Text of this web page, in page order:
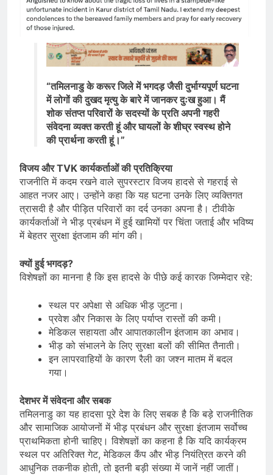
“तमिलनाडु के करूर जिले में भगदड़ जैसी दुर्भाग्यपूर्ण घटना
में लोगों की दुखद मृत्यु के बारे में जानकर दुःख हुआ। मैं
शोक संतप्त परिवारों के सदस्यों के प्रति अपनी गहरी
संवेदना व्यक्त करती हूं और घायलों के शीघ्र स्वस्थ होने
की प्रार्थना करती हूं।”
विजय और TVK कार्यकर्ताओं की प्रतिक्रिया
राजनीति में कदम रखने वाले सुपरस्टार विजय हादसे से गहराई से
आहत नजर आए। उन्होंने कहा कि यह घटना उनके लिए व्यक्तिगत
त्रासदी है और पीड़ित परिवारों का दर्द उनका अपना है। टीवीके
कार्यकर्ताओं ने भीड़ प्रबंधन में हुई खामियों पर चिंता जताई और भविष्य
में बेहतर सुरक्षा इंतजाम की मांग की।
क्यों हुई भगदड़?
विशेषज्ञों का मानना है कि इस हादसे के पीछे कई कारक जिम्मेदार रहे:
स्थल पर अपेक्षा से अधिक भीड़ जुटना।
प्रवेश और निकास के लिए पर्याप्त रास्तों की कमी।
मेडिकल सहायता और आपातकालीन इंतजाम का अभाव।
भीड़ को संभालने के लिए सुरक्षा बलों की सीमित तैनाती।
इन लापरवाहियों के कारण रैली का जश्न मातम में बदल
गया।
देशभर में संवेदना और सबक
तमिलनाडु का यह हादसा पूरे देश के लिए सबक है कि बड़े राजनीतिक
और सामाजिक आयोजनों में भीड़ प्रबंधन और सुरक्षा इंतजाम सर्वोच्च
प्राथमिकता होनी चाहिए। विशेषज्ञों का कहना है कि यदि कार्यक्रम
स्थल पर अतिरिक्त गेट, मेडिकल कैंप और भीड़ नियंत्रित करने की
आधुनिक तकनीक होती, तो इतनी बड़ी संख्या में जानें नहीं जातीं।